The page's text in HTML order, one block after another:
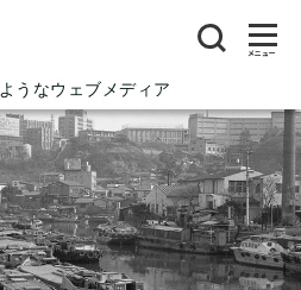
うなウェブメディア
メニュー